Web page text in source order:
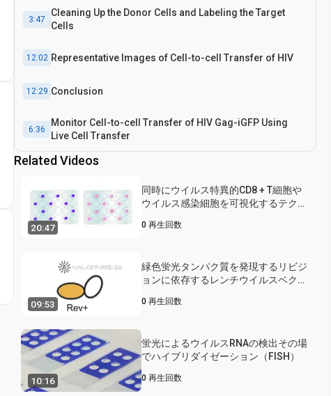
3:47
Cleaning Up the Donor Cells and Labeling the Target
Cells
12:02 Representative Images of Cell-to-cell Transfer of HIV
12:29 Conclusion
6:36
Monitor Cell-to-cell Transfer of HIV Gag-iGFP Using
Live Cell Transfer
Related Videos
20:47
同時にウイルス特異的CD8 + T細胞や
ウイルス感染細胞を可視化するテクニ
0 再生回数
09:53
緑色蛍光タンパク質を発現するリビジ
ョンに依存するレンチウイルスベクタ
ーキング
0 再生回数
10:16
蛍光によるウイルスRNAの検出その場
でハイブリダイゼーション（FISH）
0 再生回数